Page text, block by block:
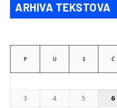
ARHIVA TEKSTOVA
P U S Č
3
4 5 6